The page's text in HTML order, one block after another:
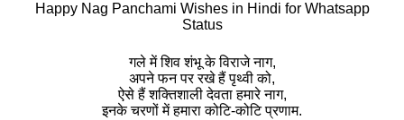
Happy Nag Panchami Wishes in Hindi for Whatsapp
Status
गले में शिव शंभू के विराजे नाग,
अपने फन पर रखे हैं पृथ्‍वी को,
ऐसे हैं शक्तिशाली देवता हमारे नाग,
इनके चरणों में हमारा कोटि-कोटि प्रणाम.